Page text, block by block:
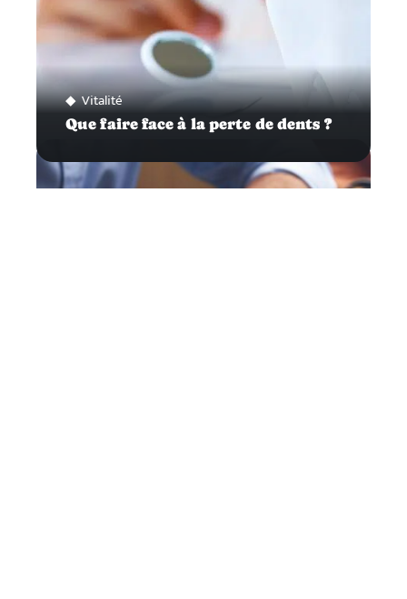
Vitalité
Que faire face à la perte de dents ?